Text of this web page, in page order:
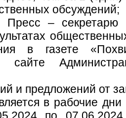
обсуждений;
Пресс – секретарю
в газете
и предложений от
в рабочие